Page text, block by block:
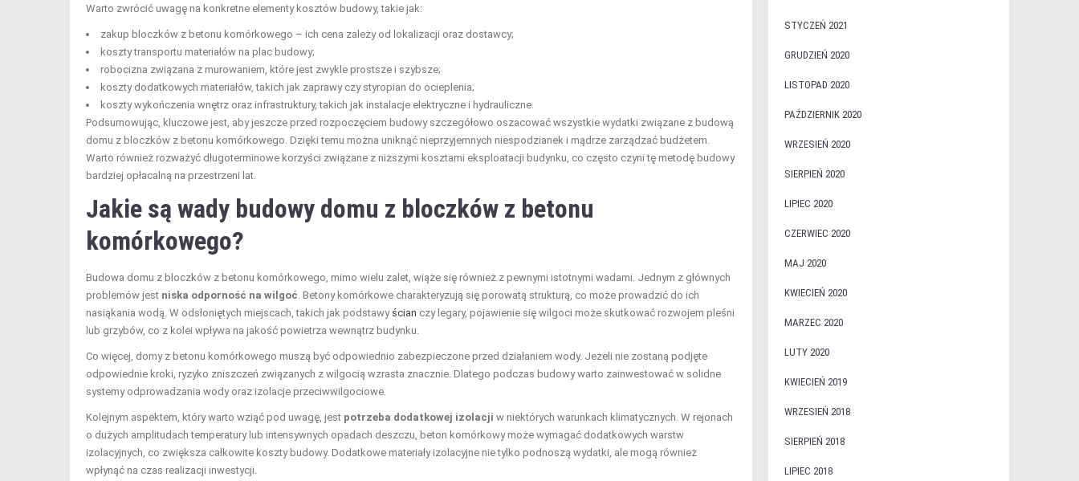
Warto zwrócić uwagę na konkretne elementy kosztów budowy, takie jak:
zakup bloczków z betonu komórkowego – ich cena zależy od lokalizacji oraz dostawcy;
koszty transportu materiałów na plac budowy;
robocizna związana z murowaniem, które jest zwykle prostsze i szybsze;
koszty dodatkowych materiałów, takich jak zaprawy czy styropian do ocieplenia;
koszty wykończenia wnętrz oraz infrastruktury, takich jak instalacje elektryczne i hydrauliczne.
Podsumowując, kluczowe jest, aby jeszcze przed rozpoczęciem budowy szczegółowo oszacować wszystkie wydatki związane z budową
domu z bloczków z betonu komórkowego. Dzięki temu można uniknąć nieprzyjemnych niespodzianek i mądrze zarządzać budżetem.
Warto również rozważyć długoterminowe korzyści związane z niższymi kosztami eksploatacji budynku, co często czyni tę metodę budowy
bardziej opłacalną na przestrzeni lat.
Jakie są wady budowy domu z bloczków z betonu
komórkowego?
Budowa domu z bloczków z betonu komórkowego, mimo wielu zalet, wiąże się również z pewnymi istotnymi wadami. Jednym z głównych
problemów jest niska odporność na wilgoć . Betony komórkowe charakteryzują się porowatą strukturą, co może prowadzić do ich
nasiąkania wodą. W odsłoniętych miejscach, takich jak podstawy ścian czy legary, pojawienie się wilgoci może skutkować rozwojem pleśni
lub grzybów, co z kolei wpływa na jakość powietrza wewnątrz budynku.
Co więcej, domy z betonu komórkowego muszą być odpowiednio zabezpieczone przed działaniem wody. Jeżeli nie zostaną podjęte
odpowiednie kroki, ryzyko zniszczeń związanych z wilgocią wzrasta znacznie. Dlatego podczas budowy warto zainwestować w solidne
systemy odprowadzania wody oraz izolacje przeciwwilgociowe.
Kolejnym aspektem, który warto wziąć pod uwagę, jest potrzeba dodatkowej izolacji w niektórych warunkach klimatycznych. W rejonach
o dużych amplitudach temperatury lub intensywnych opadach deszczu, beton komórkowy może wymagać dodatkowych warstw
izolacyjnych, co zwiększa całkowite koszty budowy. Dodatkowe materiały izolacyjne nie tylko podnoszą wydatki, ale mogą również
wpłynąć na czas realizacji inwestycji.
STYCZEŃ 2021
GRUDZIEŃ 2020
LISTOPAD 2020
PAŹDZIERNIK 2020
WRZESIEŃ 2020
SIERPIEŃ 2020
LIPIEC 2020
CZERWIEC 2020
MAJ 2020
KWIECIEŃ 2020
MARZEC 2020
LUTY 2020
KWIECIEŃ 2019
WRZESIEŃ 2018
SIERPIEŃ 2018
LIPIEC 2018